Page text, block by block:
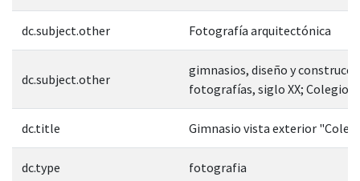
dc.subject.other Fotografía arquitectónica
dc.subject.other
gimnasios, diseño y
fotografías, siglo XX; Colegio
dc.title Gimnasio vista exterior
dc.type fotografia